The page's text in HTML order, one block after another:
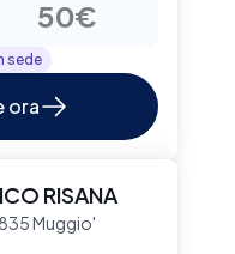
50€
sede
ora
RISANA
Muggio'